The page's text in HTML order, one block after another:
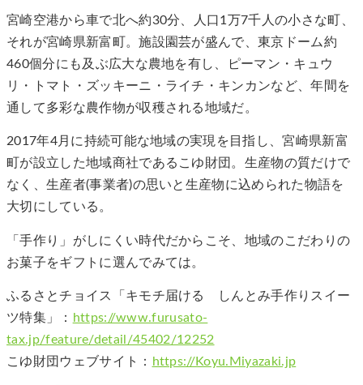
宮崎空港から車で北へ約30分、人口1万7千人の小さな町、
それが宮崎県新富町。施設園芸が盛んで、東京ドーム約
460個分にも及ぶ広大な農地を有し、ピーマン・キュウ
リ・トマト・ズッキーニ・ライチ・キンカンなど、年間を
通して多彩な農作物が収穫される地域だ。
2017年4月に持続可能な地域の実現を目指し、宮崎県新富
町が設立した地域商社であるこゆ財団。生産物の質だけで
なく、生産者(事業者)の思いと生産物に込められた物語を
大切にしている。
「手作り」がしにくい時代だからこそ、地域のこだわりの
お菓子をギフトに選んでみては。
ふるさとチョイス「キモチ届ける しんとみ手作りスイー
ツ特集」：
https://www.furusato-
tax.jp/feature/detail/45402/12252
こゆ財団ウェブサイト：
https://Koyu.Miyazaki.jp